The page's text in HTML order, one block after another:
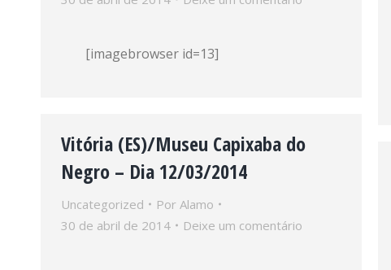
[imagebrowser id=13]
Vitória (ES)/Museu Capixaba do
Negro – Dia 12/03/2014
Uncategorized Por Alamo
30 de abril de 2014
Deixe um comentário